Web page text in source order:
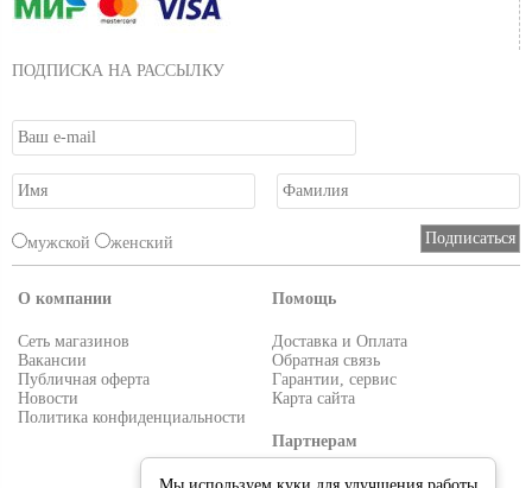
ПОДПИСКА НА РАССЫЛКУ
мужской женский
О компании
Сеть магазинов
Вакансии
Публичная оферта
Новости
Политика конфиденциальности
Помощь
Доставка и Оплата
Обратная связь
Гарантии, сервис
Карта сайта
Партнерам
Условия работы